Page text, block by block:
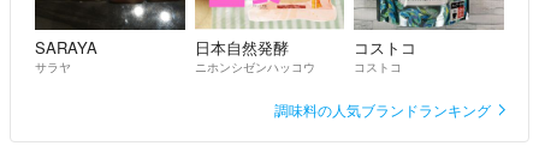
SARAYA
サラヤ
日本自然発酵
ニホンシゼンハッコウ
コストコ
コストコ
調味料の人気ブランドランキング